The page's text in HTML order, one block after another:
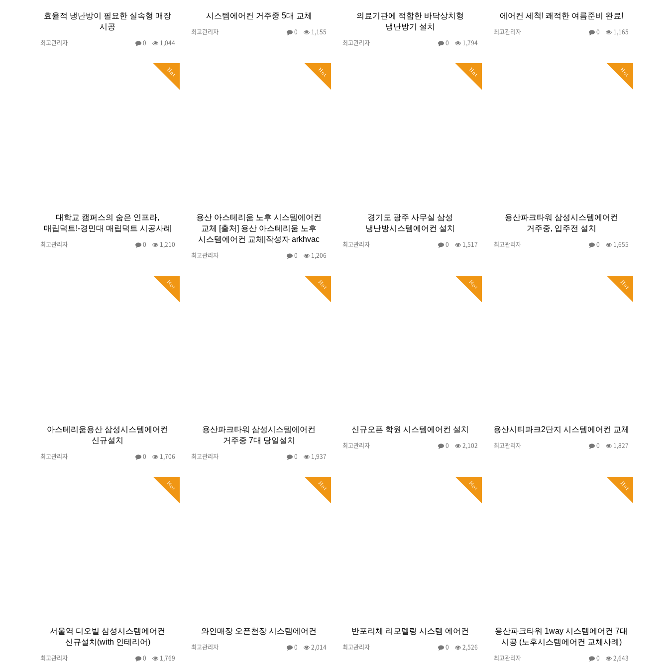
효율적 냉난방이 필요한 실속형 매장
시공
최고관리자 0 1,044
시스템에어컨 거주중 5대 교체
최고관리자 0 1,155
의료기관에 적합한 바닥상치형
냉난방기 설치
최고관리자 0 1,794
에어컨 세척! 쾌적한 여름준비 완료!
최고관리자 0 1,165
Hot
대학교 캠퍼스의 숨은 인프라,
매립덕트!-경민대 매립덕트 시공사례
최고관리자 0 1,210
Hot
용산 아스테리움 노후 시스템에어컨
교체 [출처] 용산 아스테리움 노후
시스템에어컨 교체|작성자 arkhvac
최고관리자 0 1,206
Hot
경기도 광주 사무실 삼성
냉난방시스템에어컨 설치
최고관리자 0 1,517
Hot
용산파크타워 삼성시스템에어컨
거주중, 입주전 설치
최고관리자 0 1,655
Hot
아스테리움용산 삼성시스템에어컨
신규설치
최고관리자 0 1,706
Hot
용산파크타워 삼성시스템에어컨
거주중 7대 당일설치
최고관리자 0 1,937
Hot
신규오픈 학원 시스템에어컨 설치
최고관리자 0 2,102
Hot
용산시티파크2단지 시스템에어컨 교체
최고관리자 0 1,827
Hot
서울역 디오빌 삼성시스템에어컨
신규설치(with 인테리어)
최고관리자 0 1,769
Hot
와인매장 오픈천장 시스템에어컨
최고관리자 0 2,014
Hot
반포리체 리모델링 시스템 에어컨
최고관리자 0 2,526
Hot
용산파크타워 1way 시스템에어컨 7대
시공 (노후시스템에어컨 교체사례)
최고관리자 0 2,643